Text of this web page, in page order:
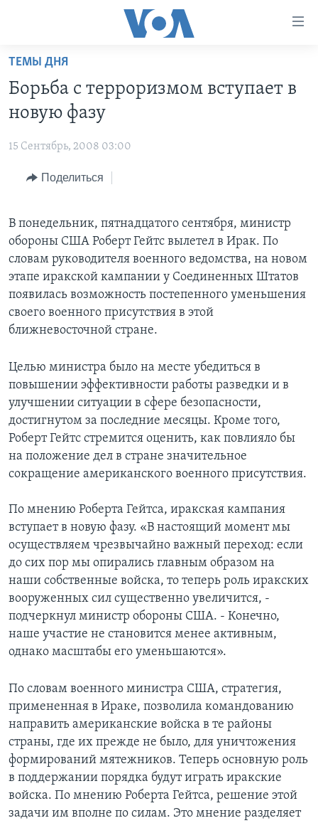
Перейти
основной
контент
Перейти
навигации
поиск
ГЛАВНОЕ
ПРОГРАММЫ
НОВОСТИ ЗА МИНУТУ
ИТОГИ
ДИСКУССИЯ VOA
ДЕТАЛИ
НЬЮ-ЙОРК NEW YORK
ПРОЕКТЫ
УЧИМ АНГЛИЙСКИЙ
НАША АМЕРИКАНСКАЯ ИСТОРИЯ
АРТЕФАКТЫ
АМЕРИКАНСКИЕ ГОРОДКИ
ТЕСТЫ
ЭКСПЕРТИЗА
ИНТЕРВЬЮ
ЗА СВОБОДУ ПРЕССЫ
УЧИМ АНГЛИЙСКИЙ
ВИДЕО
ПОДПИСКА НА НОВОСТИ
СОЦИАЛЬНЫЕ СЕТИ
Языки
ТЕМЫ ДНЯ
Борьба с терроризмом вступает в
новую фазу
15 Сентябрь, 2008 03:00
Поделиться
В понедельник, пятнадцатого сентября, министр
обороны США Роберт Гейтс вылетел в Ирак. По
словам руководителя военного ведомства, на новом
этапе иракской кампании у Соединенных Штатов
появилась возможность постепенного уменьшения
своего военного присутствия в этой
ближневосточной стране.
Целью министра было на месте убедиться в
повышении эффективности работы разведки и в
улучшении ситуации в сфере безопасности,
достигнутом за последние месяцы. Кроме того,
Роберт Гейтс стремится оценить, как повлияло бы
на положение дел в стране значительное
сокращение американского военного присутствия.
По мнению Роберта Гейтса, иракская кампания
вступает в новую фазу. «В настоящий момент мы
осуществляем чрезвычайно важный переход: если
до сих пор мы опирались главным образом на
наши собственные войска, то теперь роль иракских
вооруженных сил существенно увеличится, -
подчеркнул министр обороны США. - Конечно,
наше участие не становится менее активным,
однако масштабы его уменьшаются».
По словам военного министра США, стратегия,
примененная в Ираке, позволила командованию
направить американские войска в те районы
страны, где их прежде не было, для уничтожения
формирований мятежников. Теперь основную роль
в поддержании порядка будут играть иракские
войска. По мнению Роберта Гейтса, решение этой
задачи им вполне по силам. Это мнение разделяет